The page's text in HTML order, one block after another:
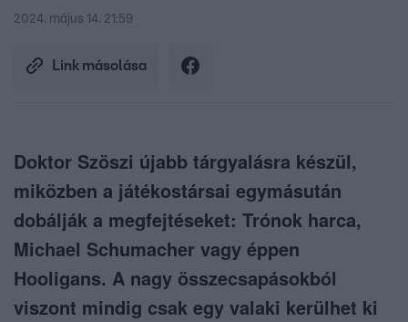
2024. május 14. 21:59
Link másolása
Doktor Szöszi újabb tárgyalásra készül,
miközben a játékostársai egymásután
dobálják a megfejtéseket: Trónok harca,
Michael Schumacher vagy éppen
Hooligans. A nagy összecsapásokból
viszont mindig csak egy valaki kerülhet ki